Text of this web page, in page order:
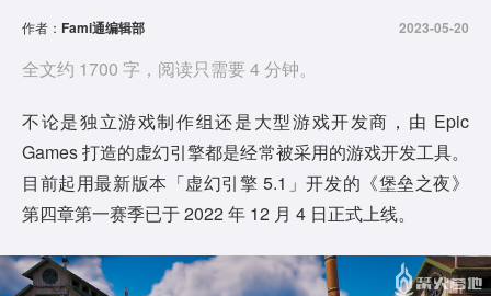
作者： Fami通编辑部 2023-05-20
全文约 1700 字，阅读只需要 4 分钟。
不论是独立游戏制作组还是大型游戏开发商，由 Epic
Games 打造的虚幻引擎都是经常被采用的游戏开发工具。
目前起用最新版本「虚幻引擎 5.1」开发的《堡垒之夜》
第四章第一赛季已于 2022 年 12 月 4 日正式上线。